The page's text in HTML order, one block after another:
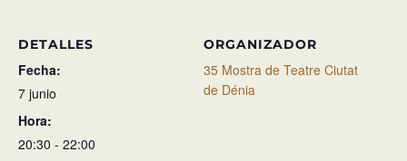
DETALLES
Fecha:
7 junio
Hora:
20:30 - 22:00
ORGANIZADOR
35 Mostra de Teatre Ciutat
de Dénia